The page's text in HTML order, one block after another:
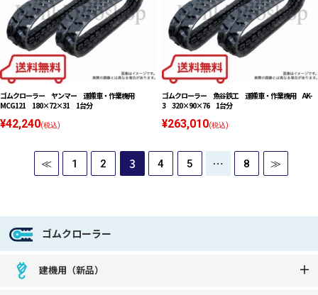
ゴムクローラー ヤンマー 運搬車・作業機用
MCG121 180×72×31 1台分
¥42,240(税込)
ゴムクローラー 魚谷鉄工 運搬車・作業機用 AK-
3 320×90×76 1台分
¥263,010(税込)
≪ 1 2 3 4 5 … 8 ≫
ゴムクローラー
建機用（新品）